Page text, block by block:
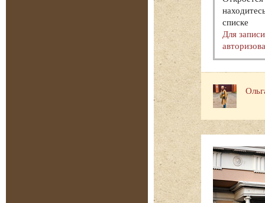
списке
Для